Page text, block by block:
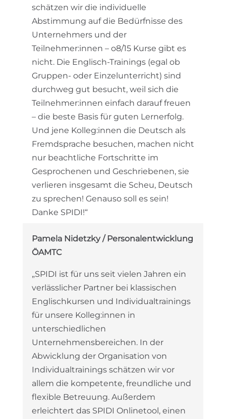
schätzen wir die individuelle
Abstimmung auf die Bedürfnisse des
Unternehmers und der
Teilnehmer:innen – o8/15 Kurse gibt es
nicht. Die Englisch-Trainings (egal ob
Gruppen- oder Einzelunterricht) sind
durchweg gut besucht, weil sich die
Teilnehmer:innen einfach darauf freuen
– die beste Basis für guten Lernerfolg.
Und jene Kolleg:innen die Deutsch als
Fremdsprache besuchen, machen nicht
nur beachtliche Fortschritte im
Gesprochenen und Geschriebenen, sie
verlieren insgesamt die Scheu, Deutsch
zu sprechen! Genauso soll es sein!
Danke SPIDI!“
Pamela Nidetzky / Personalentwicklung
ÖAMTC
„SPIDI ist für uns seit vielen Jahren ein
verlässlicher Partner bei klassischen
Englischkursen und Individualtrainings
für unsere Kolleg:innen in
unterschiedlichen
Unternehmensbereichen. In der
Abwicklung der Organisation von
Individualtrainings schätzen wir vor
allem die kompetente, freundliche und
flexible Betreuung. Außerdem
erleichtert das SPIDI Onlinetool, einen